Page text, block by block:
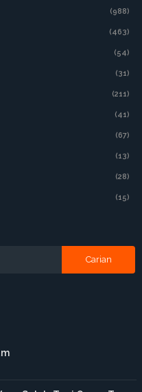
(988)
(463)
(54)
(31)
(211)
(41)
(67)
(13)
(28)
(15)